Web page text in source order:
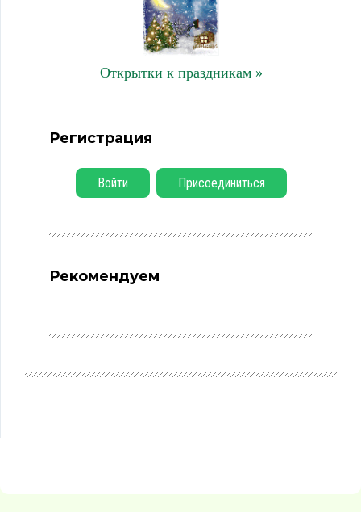
Открытки к праздникам »
Регистрация
Войти Присоединиться
Рекомендуем